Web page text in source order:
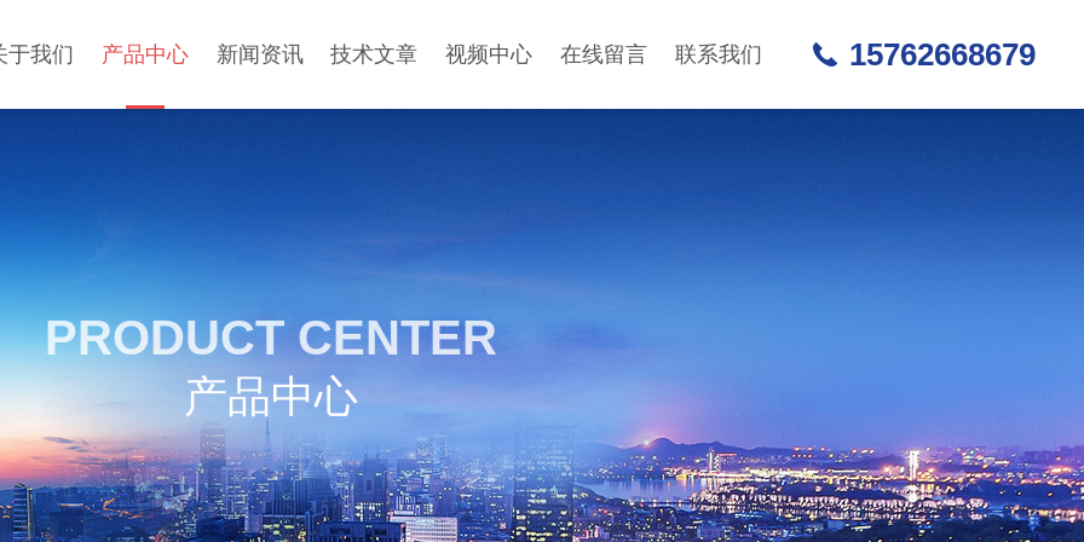
于我们 产品中心 新闻资讯 技术文章 视频中心 在线留言 联系我们 15762668679
PRODUCT CENTER
产品中心